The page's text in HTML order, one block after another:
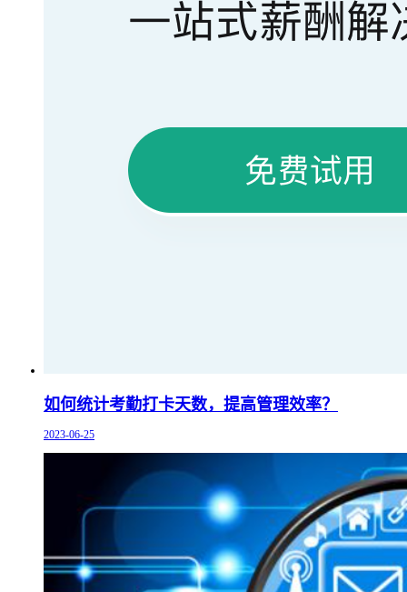
如何统计考勤打卡天数，提高管理效率？
2023-06-25